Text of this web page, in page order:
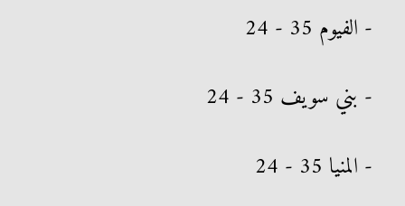
- الفيوم 35 - 24
- بني سويف 35 - 24
- المنيا 35 - 24